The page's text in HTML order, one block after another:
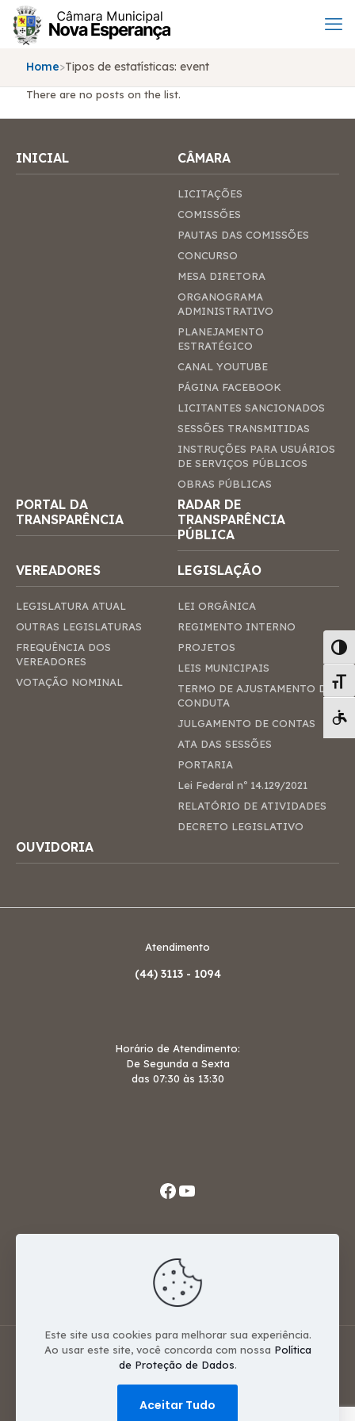
Home>Tipos de estatísticas: event
There are no posts on the list.
INICIAL CÂMARA
LICITAÇÕES
COMISSÕES
PAUTAS DAS COMISSÕES
CONCURSO
MESA DIRETORA
ORGANOGRAMA
ADMINISTRATIVO
PLANEJAMENTO
ESTRATÉGICO
CANAL YOUTUBE
PÁGINA FACEBOOK
LICITANTES SANCIONADOS
SESSÕES TRANSMITIDAS
INSTRUÇÕES PARA USUÁRIOS
DE SERVIÇOS PÚBLICOS
OBRAS PÚBLICAS
PORTAL DA
TRANSPARÊNCIA
RADAR DE
TRANSPARÊNCIA
PÚBLICA
VEREADORES
LEGISLATURA ATUAL
OUTRAS LEGISLATURAS
FREQUÊNCIA DOS
VEREADORES
VOTAÇÃO NOMINAL
LEGISLAÇÃO
LEI ORGÂNICA
REGIMENTO INTERNO
PROJETOS
LEIS MUNICIPAIS
TERMO DE AJUSTAMENTO DE
CONDUTA
JULGAMENTO DE CONTAS
ATA DAS SESSÕES
PORTARIA
Lei Federal nº 14.129/2021
RELATÓRIO DE ATIVIDADES
DECRETO LEGISLATIVO
OUVIDORIA
Atendimento
(44) 3113 - 1094
Horário de Atendimento:
De Segunda a Sexta
das 07:30 às 13:30
Facebook
Youtube
Nova Esperança - PR
87600-000
Camara Municipal de Nova Esperança - Desenvolvido
porHnet Websites
Este site usa cookies para melhorar sua experiência.
Ao usar este site, você concorda com nossa Política
de Proteção de Dados.
Aceitar Tudo